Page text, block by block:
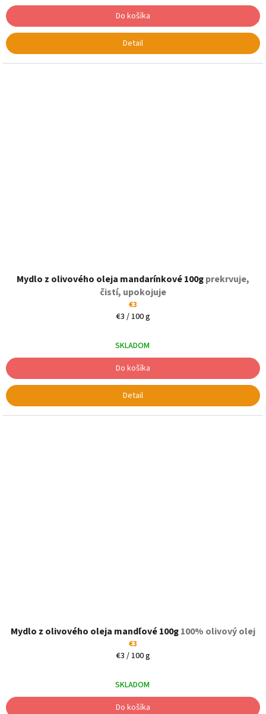
Do košíka
Detail
Mydlo z olivového oleja mandarínkové 100gprekrvuje,
čistí, upokojuje
€3
Jednotková
€3 / 100 g
SKLADOM
Do košíka
Detail
Mydlo z olivového oleja mandľové 100g100% olivový olej
€3
Jednotková
€3 / 100 g
SKLADOM
Do košíka